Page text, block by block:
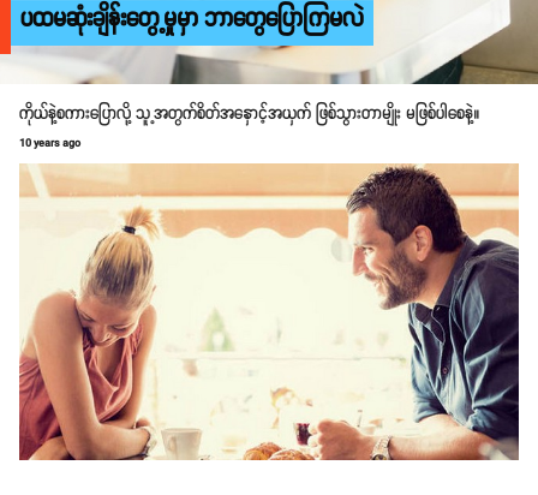
ပထမဆုံးချိန်းတွေ့မှုမှာ ဘာတွေပြောကြမလဲ
ကိုယ်နဲ့စကားပြောလို့ သူ့အတွက်စိတ်အနှောင့်အယှက် ဖြစ်သွားတာမျိုး မဖြစ်ပါစေနဲ့။
10 years ago